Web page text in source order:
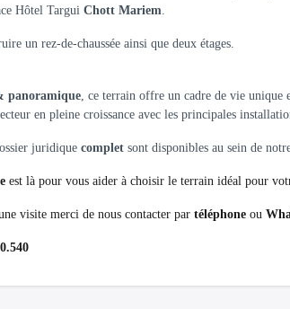
Hôtel Targui Chott Mariem.
un rez-de-chaussée ainsi que deux étages.
panoramique, ce terrain offre un cadre de vie unique
en pleine croissance avec les principales
juridique complet sont disponibles au sein de
est là pour vous aider à choisir le terrain idéal pour
visite merci de nous contacter par téléphone ou